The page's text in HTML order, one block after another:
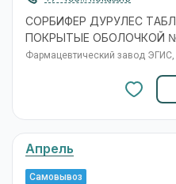
СОРБИФЕР ДУРУЛЕС
ПОКРЫТЫЕ ОБОЛОЧКОЙ
Фармацевтический завод ЭГИС,
Апрель
Самовывоз